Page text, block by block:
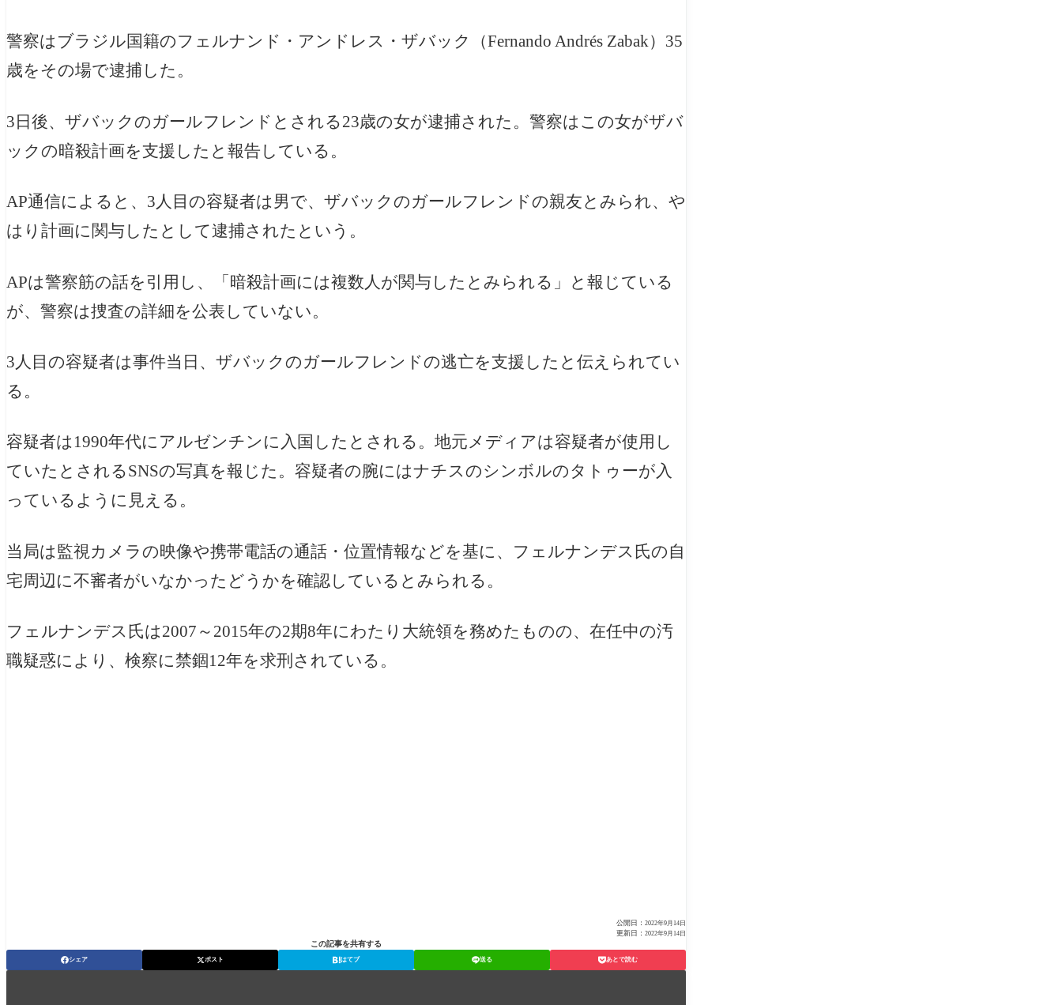
警察はブラジル国籍のフェルナンド・アンドレス・ザバック（Fernando Andrés Zabak）35
歳をその場で逮捕した。
3日後、ザバックのガールフレンドとされる23歳の女が逮捕された。警察はこの女がザバ
ックの暗殺計画を支援したと報告している。
AP通信によると、3人目の容疑者は男で、ザバックのガールフレンドの親友とみられ、や
はり計画に関与したとして逮捕されたという。
APは警察筋の話を引用し、「暗殺計画には複数人が関与したとみられる」と報じている
が、警察は捜査の詳細を公表していない。
3人目の容疑者は事件当日、ザバックのガールフレンドの逃亡を支援したと伝えられてい
る。
容疑者は1990年代にアルゼンチンに入国したとされる。地元メディアは容疑者が使用し
ていたとされるSNSの写真を報じた。容疑者の腕にはナチスのシンボルのタトゥーが入
っているように見える。
当局は監視カメラの映像や携帯電話の通話・位置情報などを基に、フェルナンデス氏の自
宅周辺に不審者がいなかったどうかを確認しているとみられる。
フェルナンデス氏は2007～2015年の2期8年にわたり大統領を務めたものの、在任中の汚
職疑惑により、検察に禁錮12年を求刑されている。
公開日： 2022年9月14日
更新日： 2022年9月14日
この記事を共有する
シェア ポスト はてブ 送る あとで読む